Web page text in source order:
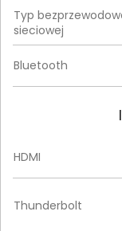
Typ
sieciowej
Bluetooth
HDMI
Thunderbolt